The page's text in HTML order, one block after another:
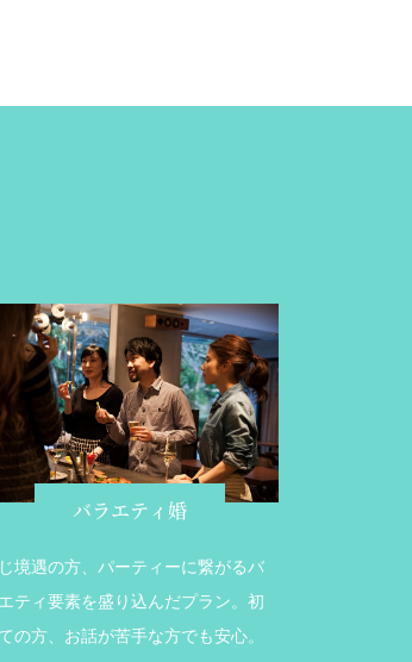
バラエティ婚
境遇の方、パーティーに繋がるバ
ティ要素を盛り込んだプラン。初
の方、お話が苦手な方でも安心。